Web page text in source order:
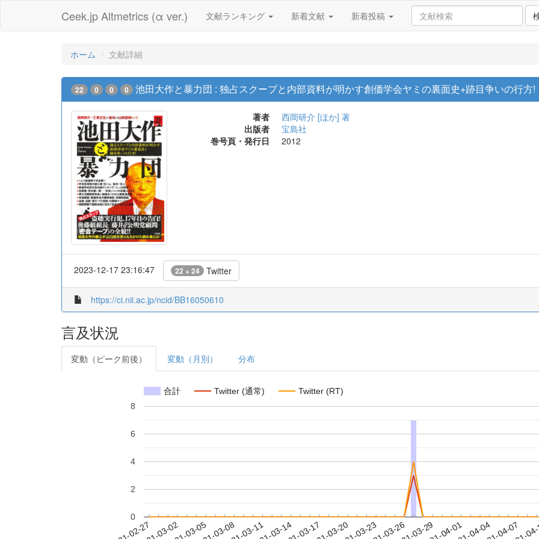
Ceek.jp Altmetrics (α ver.) 文献ランキング 新着文献 新着投稿
ホーム 文献詳細
22 0 0 0 池田大作と暴力団 : 独占スクープと内部資料が明かす創価学会ヤミの裏面史+跡目争いの行方!
著者
西岡研介 [ほか] 著
出版者
宝島社
巻号頁・発行日
2012
2023-12-17 23:16:47 22 + 24 Twitter
https://ci.nii.ac.jp/ncid/BB16050610
言及状況
変動（ピーク前後） 変動（月別） 分布
合計 Twitter (通常) Twitter (RT)
0
2
4
6
8